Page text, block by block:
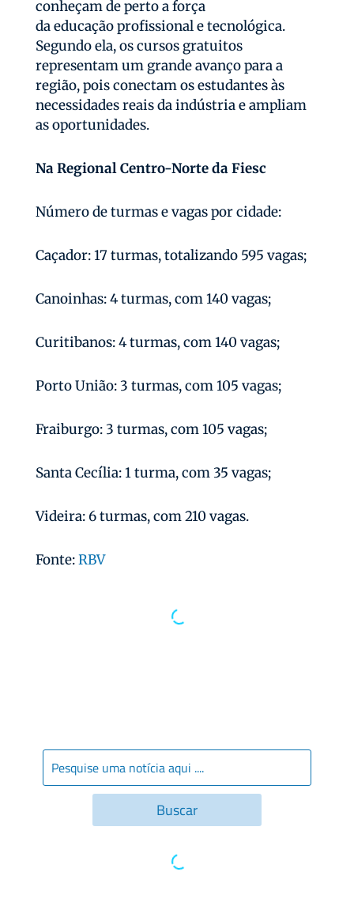
conheçam de perto a força
da educação profissional e tecnológica.
Segundo ela, os cursos gratuitos
representam um grande avanço para a
região, pois conectam os estudantes às
necessidades reais da indústria e ampliam
as oportunidades.
Na Regional Centro-Norte da Fiesc
Número de turmas e vagas por cidade:
Caçador: 17 turmas, totalizando 595 vagas;
Canoinhas: 4 turmas, com 140 vagas;
Curitibanos: 4 turmas, com 140 vagas;
Porto União: 3 turmas, com 105 vagas;
Fraiburgo: 3 turmas, com 105 vagas;
Santa Cecília: 1 turma, com 35 vagas;
Videira: 6 turmas, com 210 vagas.
Fonte:RBV